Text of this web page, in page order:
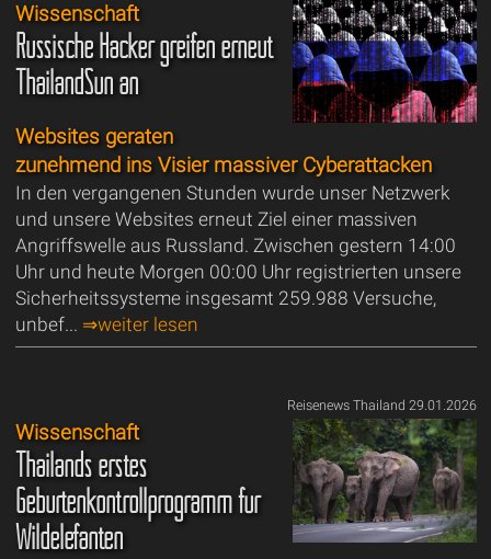
Wissenschaft
Russische Hacker greifen erneut
ThailandSun an
Websites geraten
zunehmend ins Visier massiver Cyberattacken
In den vergangenen Stunden wurde unser Netzwerk
und unsere Websites erneut Ziel einer massiven
Angriffswelle aus Russland. Zwischen gestern 14:00
Uhr und heute Morgen 00:00 Uhr registrierten unsere
Sicherheitssysteme insgesamt 259.988 Versuche,
unbef... ⇒weiter lesen
Reisenews Thailand 29.01.2026
Wissenschaft
Thailands erstes
Geburtenkontrollprogramm für
Wildelefanten